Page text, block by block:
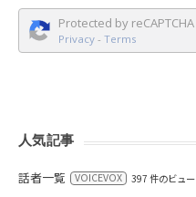
Protected by reCAPTCHA
Privacy - Terms
人気記事
話者一覧 VOICEVOX 397 件のビュー